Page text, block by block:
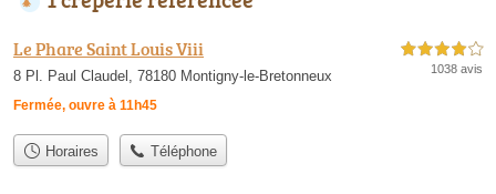
Le Phare Saint Louis Viii
8 Pl. Paul Claudel, 78180 Montigny-le-Bretonneux
Fermée, ouvre à 11h45
4,0 étoiles sur 5
1038 avis
Horaires Téléphone